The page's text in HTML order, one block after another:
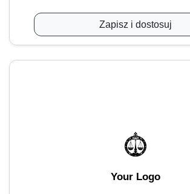
Zapisz i dostosuj
Your Logo